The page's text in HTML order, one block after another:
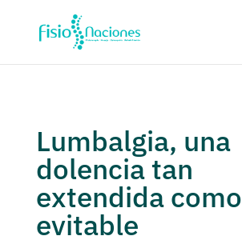
Lumbalgia, una
dolencia tan
extendida como
evitable